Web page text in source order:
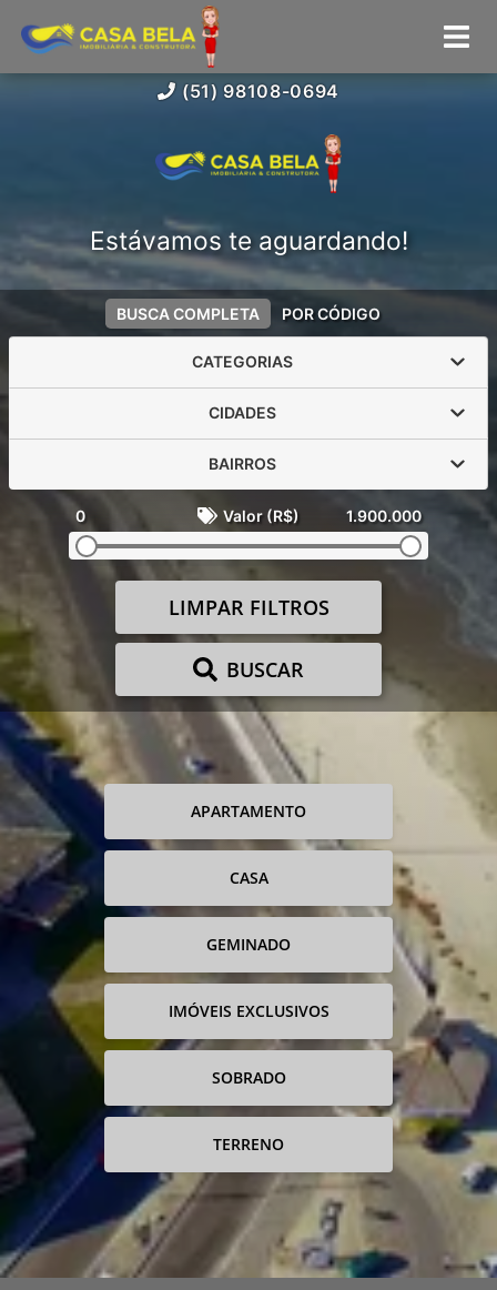
(51) 98108-0694
Estávamos te aguardando!
BUSCA COMPLETA POR CÓDIGO
CATEGORIAS
CIDADES
BAIRROS
0 Valor (R$) 1.900.000
LIMPAR FILTROS
BUSCAR
APARTAMENTO
CASA
GEMINADO
IMÓVEIS EXCLUSIVOS
SOBRADO
TERRENO